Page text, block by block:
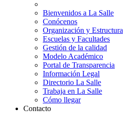
Bienvenidos a La Salle
Conócenos
Organización y Estructura
Escuelas y Facultades
Gestión de la calidad
Modelo Académico
Portal de Transparencia
Información Legal
Directorio La Salle
Trabaja en La Salle
Cómo llegar
Contacto